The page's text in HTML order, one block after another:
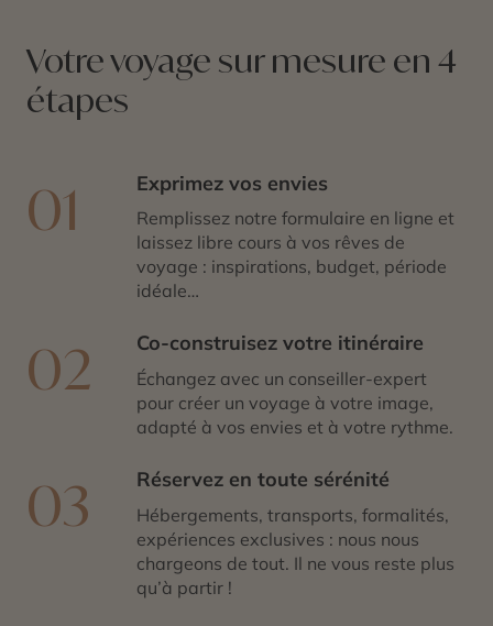
Votre voyage sur mesure en 4
étapes
01 Exprimez vos envies
Remplissez notre formulaire en ligne et
laissez libre cours à vos rêves de
voyage : inspirations, budget, période
idéale…
02 Co-construisez votre itinéraire
Échangez avec un conseiller-expert
pour créer un voyage à votre image,
adapté à vos envies et à votre rythme.
03 Réservez en toute sérénité
Hébergements, transports, formalités,
expériences exclusives : nous nous
chargeons de tout. Il ne vous reste plus
qu’à partir !